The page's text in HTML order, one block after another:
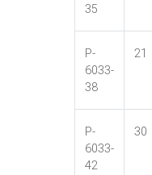
35
P-
6033-
38
21
P-
6033-
42
30